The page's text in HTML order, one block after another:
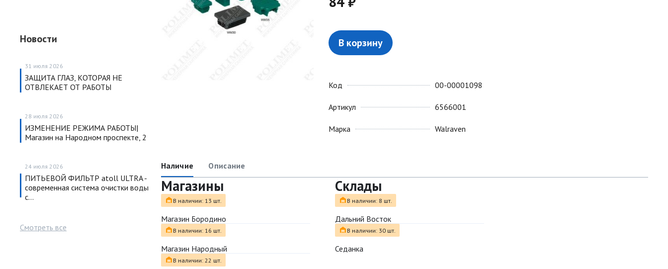
Новости
31 июля 2026
ЗАЩИТА ГЛАЗ, КОТОРАЯ НЕ
ОТВЛЕКАЕТ ОТ РАБОТЫ
28 июля 2026
ИЗМЕНЕНИЕ РЕЖИМА РАБОТЫ|
Магазин на Народном проспекте, 2
24 июля 2026
ПИТЬЕВОЙ ФИЛЬТР atoll ULTRA -
современная система очистки воды
с…
Смотреть все
В корзину
Код
Артикул
Марка
00-00001098
6566001
Walraven
Наличие Описание
Магазины
В наличии: 13 шт.
Магазин Бородино
В наличии: 16 шт.
Магазин Народный
В наличии: 22 шт.
Склады
В наличии: 8 шт.
Дальний Восток
В наличии: 30 шт.
Седанка